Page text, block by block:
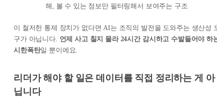
해, 볼 수 있는 정보만 필터링해서 보여주는 구조
이 철저한 통제 장치가 없다면 AI는 조직의 발전을 도와주는 생산성
구가 아닙니다. 언제 사고 칠지 몰라 24시간 감시하고 수발들어야 하
시한폭탄일 뿐이에요.
리더가 해야 할 일은 데이터를 직접 정리하는 게 아
닙니다